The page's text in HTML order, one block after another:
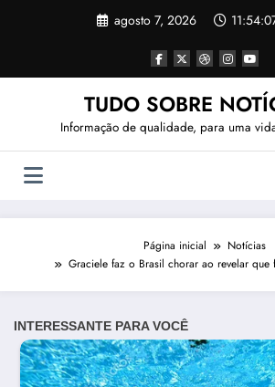
agosto 7, 2026
TUDO SOBRE
Informação de qualidade, para uma
Página inicial
Notícias
Graciele faz o Brasil chorar ao revelar que